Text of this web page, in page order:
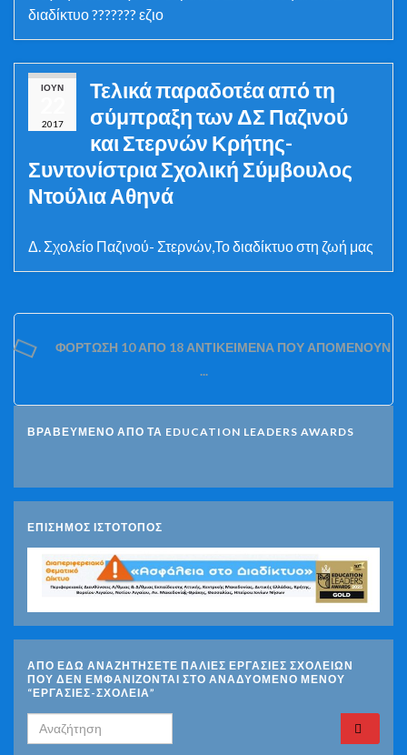
διαδίκτυο ??????? εζιο
ΙΟΎΝ
2017
Τελικά παραδοτέα από τη
σύμπραξη των ΔΣ Παζινού
και Στερνών Κρήτης-
Συντονίστρια Σχολική Σύμβουλος
Ντούλια Αθηνά
Δ. Σχολείο Παζινού- Στερνών,Το διαδίκτυο στη ζωή μας
ΦΌΡΤΩΣΗ 10 ΑΠΌ 18 ΑΝΤΙΚΕΊΜΕΝΑ ΠΟΥ ΑΠΟΜΈΝΟΥΝ
...
ΒΡΑΒΕΥΜΕΝΟ ΑΠΟ ΤΑ EDUCATION LEADERS AWARDS
ΕΠΙΣΗΜΟΣ ΙΣΤΟΤΟΠΟΣ
ΑΠΟ ΕΔΩ ΑΝΑΖΗΤΗΣΕΤΕ ΠΑΛΙΕΣ ΕΡΓΑΣΙΕΣ ΣΧΟΛΕΙΩΝ
ΠΟΥ ΔΕΝ ΕΜΦΑΝΙΖΟΝΤΑΙ ΣΤΟ ΑΝΑΔΥΟΜΕΝΟ ΜΕΝΟΥ
“ΕΡΓΑΣΙΕΣ-ΣΧΟΛΕΙΑ”
Search for: